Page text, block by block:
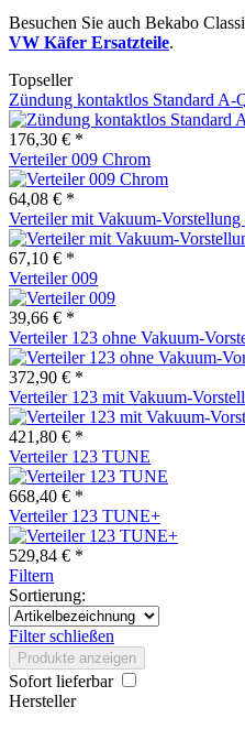
Besuchen Sie auch Bekabo
VW Käfer Ersatzteile.
Topseller
Zündung kontaktlos Standard A-
176,30 € *
Verteiler 009 Chrom
64,08 € *
Verteiler mit Vakuum-Vorstellung
67,10 € *
Verteiler 009
39,66 € *
Verteiler 123 ohne Vakuum-
372,90 € *
Verteiler 123 mit Vakuum-
421,80 € *
Verteiler 123 TUNE
668,40 € *
Verteiler 123 TUNE+
529,84 € *
Filtern
Sortierung:
Filter schließen
Produkte anzeigen
Sofort lieferbar
Hersteller